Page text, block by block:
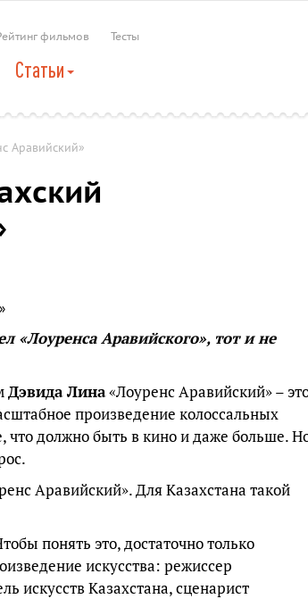
фильмов Тесты
Статьи
Аравийский»
«Лоуренса Аравийского», тот и не
Дэвида Лина«Лоуренс Аравийский» –
произведение колоссальных
что должно быть в кино и даже больше.
Аравийский». Для Казахстана такой
понять это, достаточно только
искусства: режиссер
искусств Казахстана, сценарист